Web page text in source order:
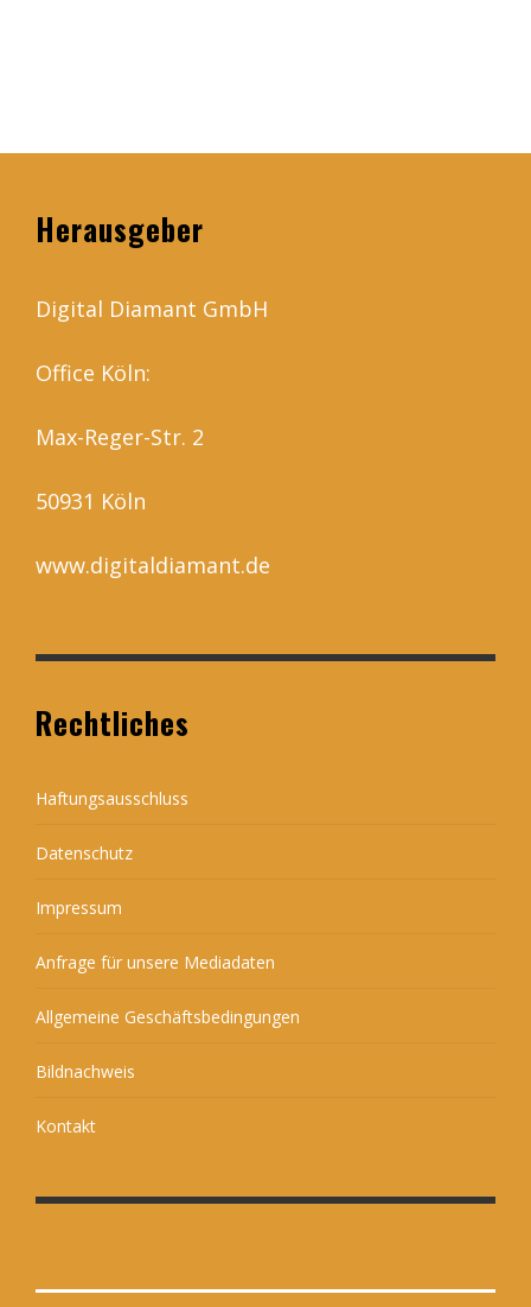
Herausgeber
Digital Diamant GmbH
Office Köln:
Max-Reger-Str. 2
50931 Köln
www.digitaldiamant.de
Rechtliches
Haftungsausschluss
Datenschutz
Impressum
Anfrage für unsere Mediadaten
Allgemeine Geschäftsbedingungen
Bildnachweis
Kontakt